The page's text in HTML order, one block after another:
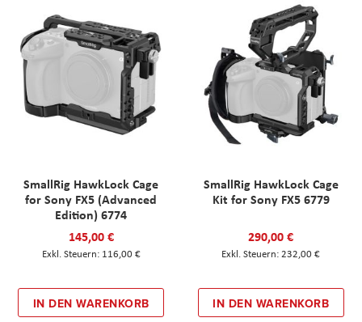
SmallRig HawkLock Cage
for Sony FX5 (Advanced
Edition) 6774
145,00 €
116,00 €
IN DEN WARENKORB
SmallRig HawkLock Cage
Kit for Sony FX5 6779
290,00 €
232,00 €
IN DEN WARENKORB